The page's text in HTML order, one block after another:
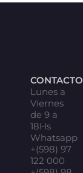
CONTACTO
Lunes a
Viernes
de 9 a
18Hs
Whatsapp
+(598) 97
122 000